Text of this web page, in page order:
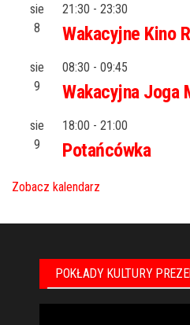
sie
8
21:30 - 23:30
Wakacyjne Kino
sie
9
08:30 - 09:45
Wakacyjna Joga
sie
9
18:00 - 21:00
Potańcówka
Zobacz kalendarz
POKŁADY KULTURY